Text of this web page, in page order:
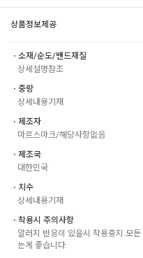
상품정보제공
ㆍ소재/순도/밴드재질
상세설명참조
ㆍ중량
상세내용기재
ㆍ제조자
마르스마크/해당사항없음
ㆍ제조국
대한민국
ㆍ치수
상세내용기재
ㆍ착용시 주의사항
알러지 반응이 있을시 착용중지.모
는게 좋습니다